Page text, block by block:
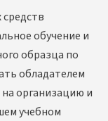
обучение и
образца по
обладателем
организацию и
учебном